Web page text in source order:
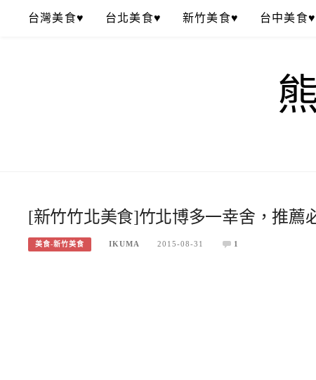
台灣美食♥ 台北美食♥ 新竹美食♥ 台中美食♥
[新竹竹北美食]竹北博多一幸舍，推薦
美食-新竹美食 IKUMA 2015-08-31 1